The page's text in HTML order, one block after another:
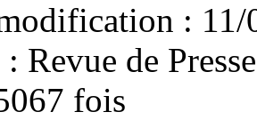
:
: Revue de Presse
fois